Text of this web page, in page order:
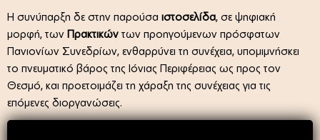
Η συνύπαρξη δε στην παρούσα ιστοσελίδα, σε ψηφιακή
μορφή, των
Πρακτικών των προηγούμενων πρόσφατων
Πανιονίων Συνεδρίων, ενθαρρύνει τη συνέχεια, υπομιμνήσκει
το πνευματικό βάρος της Ιόνιας Περιφέρειας ως προς τον
Θεσμό, και προετοιμάζει τη χάραξη της συνέχειας για τις
επόμενες διοργανώσεις.